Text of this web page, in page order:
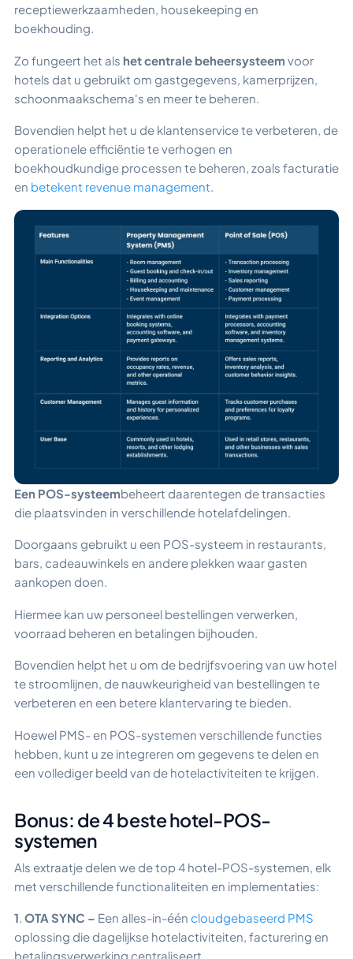
receptiewerkzaamheden, housekeeping en
boekhouding.
Zo fungeert het als het centrale beheersysteem voor
hotels dat u gebruikt om gastgegevens, kamerprijzen,
schoonmaakschema's en meer te beheren.
Bovendien helpt het u de klantenservice te verbeteren, de
operationele efficiëntie te verhogen en
boekhoudkundige processen te beheren, zoals facturatie
en betekent revenue management.
Een POS-systeembeheert daarentegen de transacties
die plaatsvinden in verschillende hotelafdelingen.
Doorgaans gebruikt u een POS-systeem in restaurants,
bars, cadeauwinkels en andere plekken waar gasten
aankopen doen.
Hiermee kan uw personeel bestellingen verwerken,
voorraad beheren en betalingen bijhouden.
Bovendien helpt het u om de bedrijfsvoering van uw hotel
te stroomlijnen, de nauwkeurigheid van bestellingen te
verbeteren en een betere klantervaring te bieden.
Hoewel PMS- en POS-systemen verschillende functies
hebben, kunt u ze integreren om gegevens te delen en
een vollediger beeld van de hotelactiviteiten te krijgen.
Bonus: de 4 beste hotel-POS-
systemen
Als extraatje delen we de top 4 hotel-POS-systemen, elk
met verschillende functionaliteiten en implementaties:
1. OTA SYNC – Een alles-in-één cloudgebaseerd PMS
oplossing die dagelijkse hotelactiviteiten, facturering en
betalingsverwerking centraliseert.